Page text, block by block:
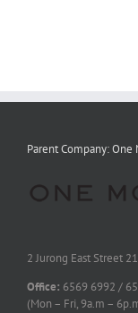
Parent Company: One
2 Jurong East Street
Office: 6569 6992 /
(Mon – Fri, 9a.m –